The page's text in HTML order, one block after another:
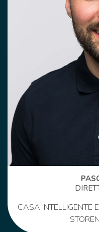
CASA INTELLIGENTE